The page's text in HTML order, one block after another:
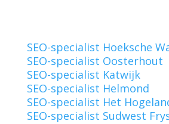
SEO-specialist Hoeksche
SEO-specialist Oosterhout
SEO-specialist Katwijk
SEO-specialist Helmond
SEO-specialist Het
SEO-specialist Sudwest